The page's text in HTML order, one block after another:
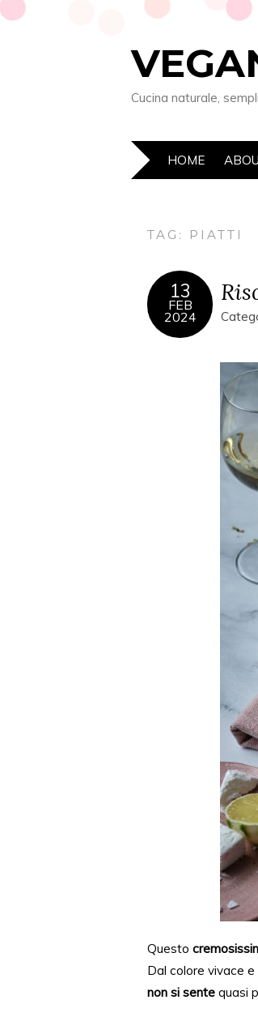
Cucina naturale,
HOME
TAG: PIATTI
13
FEB
2024
Questo
Dal colore vivace e
non si sente quasi